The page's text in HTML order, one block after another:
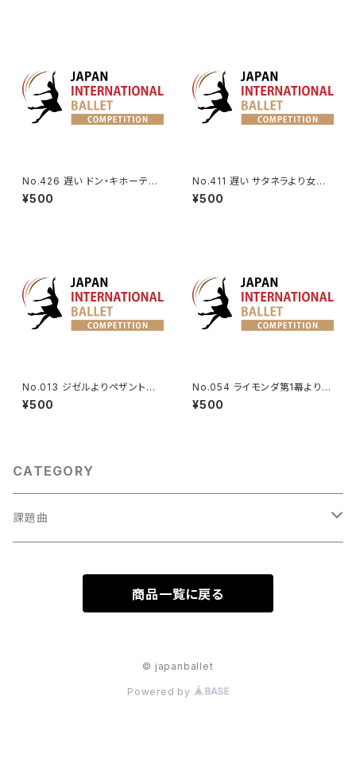
No.426 遅い ドン・キホーテよ
り森の女王のVa.
¥500
No.411 遅い サタネラより女性V
a.
¥500
No.013 ジゼルよりペザントのV
a.
¥500
No.054 ライモンダ第1幕より女
性Va.
¥500
CATEGORY
課題曲
商品一覧に戻る
© japanballet
Powered by